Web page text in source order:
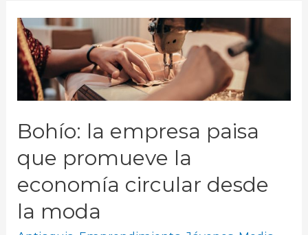
Bohío: la empresa paisa
que promueve la
economía circular desde
la moda